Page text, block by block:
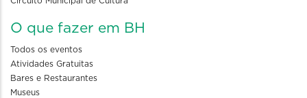
O que fazer em BH
Todos os eventos
Atividades Gratuitas
Bares e Restaurantes
Museus